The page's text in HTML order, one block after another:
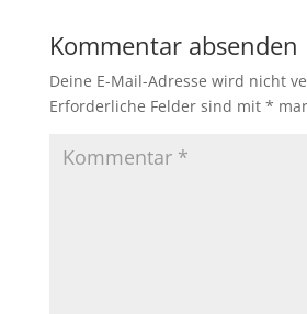
Kommentar absenden
Deine E-Mail-Adresse wird nicht
Erforderliche Felder sind mit *